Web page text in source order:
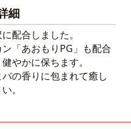
細
配合しました。
「あおもりPG」も配合
やかに保ちます。
の香りに包まれて癒し
。